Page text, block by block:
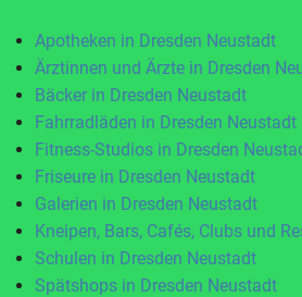
Apotheken in Dresden Neustadt
Ärztinnen und Ärzte in Dresden
Bäcker in Dresden Neustadt
Fahrradläden in Dresden Neustadt
Fitness-Studios in Dresden
Friseure in Dresden Neustadt
Galerien in Dresden Neustadt
Kneipen, Bars, Cafés, Clubs und
Schulen in Dresden Neustadt
Spätshops in Dresden Neustadt